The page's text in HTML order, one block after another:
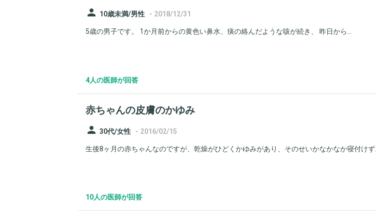
person 10歳未満/男性 - 2018/12/31
5歳の男子です。 1か月前からの黄色い鼻水、痰の絡んだような咳が続き、 昨日から...
4人の医師が回答
赤ちゃんの皮膚のかゆみ
person 30代/女性 - 2016/02/15
生後8ヶ月の赤ちゃんなのですが、乾燥がひどくかゆみがあり、そのせいかなかなか寝付けず...
10人の医師が回答